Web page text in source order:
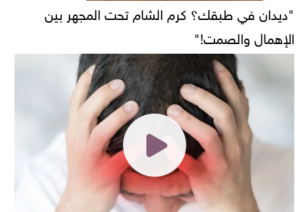
"ديدان في طبقك؟ كرم الشام تحت المجهر بين
الإهمال والصمت!"